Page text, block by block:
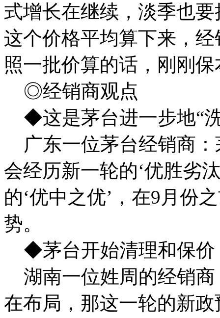
式增长在继续，淡季也
这个价格平均算下来，
照一批价算的话，刚刚保
◎经销商观点
◆这是茅台进一步地“
广东一位茅台经销商：
会经历新一轮的‘优胜劣
的‘优中之优’，在9月份
势。
◆茅台开始清理和保价
湖南一位姓周的经销商
在布局，那这一轮的新